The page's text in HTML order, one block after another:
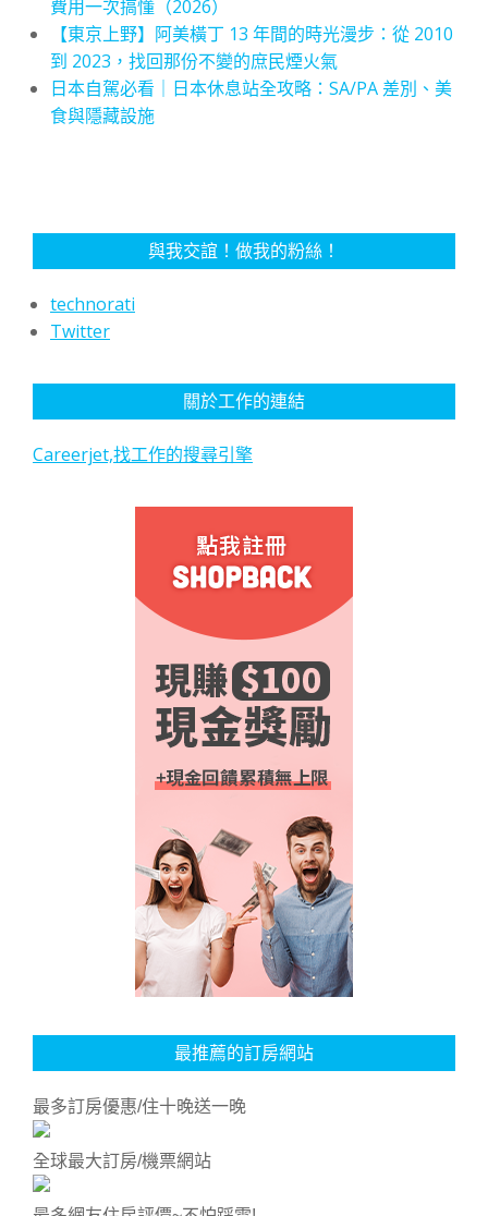
費用一次搞懂（2026）
【東京上野】阿美橫丁 13 年間的時光漫步：從 2010
到 2023，找回那份不變的庶民煙火氣
日本自駕必看｜日本休息站全攻略：SA/PA 差別、美
食與隱藏設施
與我交誼！做我的粉絲！
technorati
Twitter
關於工作的連結
Careerjet,找工作的搜尋引擎
最推薦的訂房網站
最多訂房優惠/住十晚送一晚
全球最大訂房/機票網站